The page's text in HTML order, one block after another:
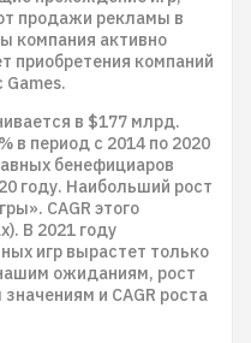
продажи рекламы в
компания активно
приобретения компаний
Games.
в $177 млрд.
в период с 2014 по 2020
бенефициаров
году. Наибольший рост
CAGR этого
В 2021 году
игр вырастет только
ожиданиям, рост
и CAGR роста